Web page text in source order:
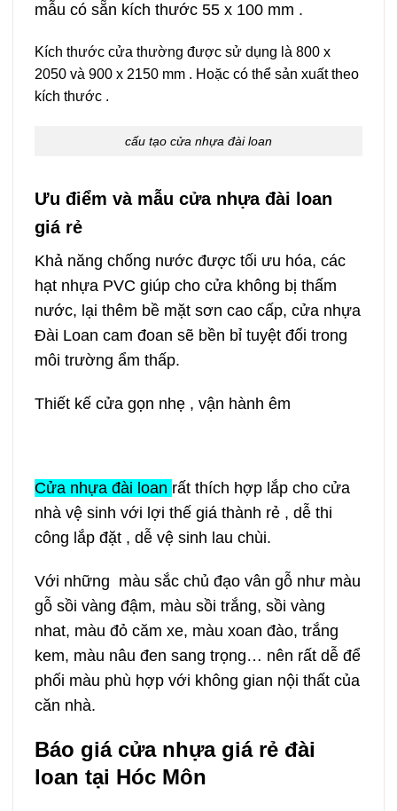
mẫu có sẵn kích thước 55 x 100 mm .
Kích thước cửa thường được sử dụng là 800 x
2050 và 900 x 2150 mm . Hoặc có thể sản xuất theo
kích thước .
cấu tạo cửa nhựa đài loan
Ưu điểm và mẫu cửa nhựa đài loan
giá rẻ
Khả năng chống nước được tối ưu hóa, các
hạt nhựa PVC giúp cho cửa không bị thấm
nước, lại thêm bề mặt sơn cao cấp, cửa nhựa
Đài Loan cam đoan sẽ bền bỉ tuyệt đối trong
môi trường ẩm thấp.
Thiết kế cửa gọn nhẹ , vận hành êm
Cửa nhựa đài loan rất thích hợp lắp cho cửa
nhà vệ sinh với lợi thế giá thành rẻ , dễ thi
công lắp đặt , dễ vệ sinh lau chùi.
Với những màu sắc chủ đạo vân gỗ như màu
gỗ sồi vàng đậm, màu sồi trắng, sồi vàng
nhat, màu đỏ căm xe, màu xoan đào, trắng
kem, màu nâu đen sang trọng… nên rất dễ để
phối màu phù hợp với không gian nội thất của
căn nhà.
Báo giá cửa nhựa giá rẻ đài
loan tại Hóc Môn